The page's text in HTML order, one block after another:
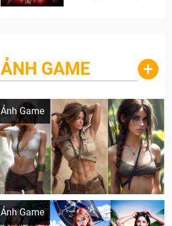
ẢNH GAME +
Ảnh Game
Lala Croft vừa nóng vừa xinh dưới nét vẽ
Ảnh Game
Khi AI Cosplay gái đẹp One Piece